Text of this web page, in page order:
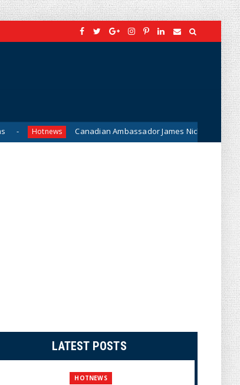
Canadian Ambassador James Nickel Meets General Phan Van
LATEST POSTS
HOTNEWS